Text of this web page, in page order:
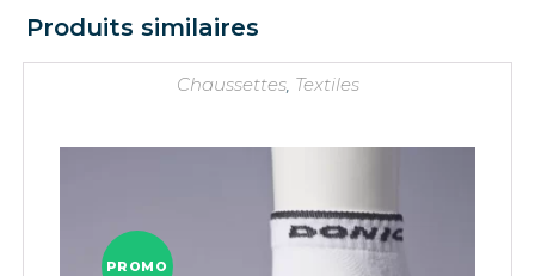
Produits similaires
Chaussettes, Textiles
PROMO